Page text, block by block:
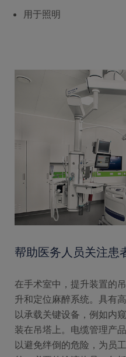
用于照明
帮助医务人员关注患
在手术室中，提升装置的
升和定位麻醉系统。具有
以承载关键设备，例如内
装在吊塔上。电缆管理
以避免绊倒的危险，为员